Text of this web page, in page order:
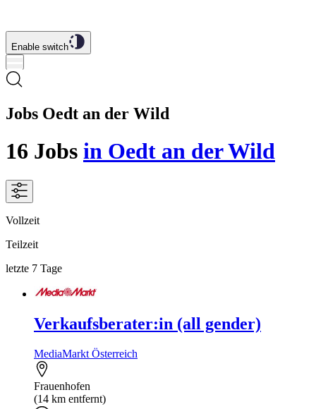
Enable switch
Jobs Oedt an der Wild
16 Jobs in Oedt an der Wild
Vollzeit
Teilzeit
letzte 7 Tage
Verkaufsberater:in (all gender)
MediaMarkt Österreich
Frauenhofen
(14 km entfernt)